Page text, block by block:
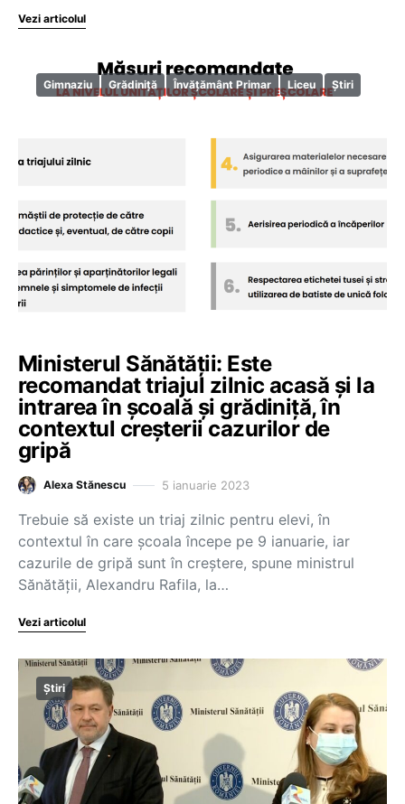
Vezi articolul
Gimnaziu Grădiniță Învățământ Primar Liceu Știri
Ministerul Sănătății: Este
recomandat triajul zilnic acasă și la
intrarea în școală și grădiniță, în
contextul creșterii cazurilor de
gripă
Alexa Stănescu 5 ianuarie 2023
Trebuie să existe un triaj zilnic pentru elevi, în
contextul în care școala începe pe 9 ianuarie, iar
cazurile de gripă sunt în creștere, spune ministrul
Sănătății, Alexandru Rafila, la…
Vezi articolul
Știri